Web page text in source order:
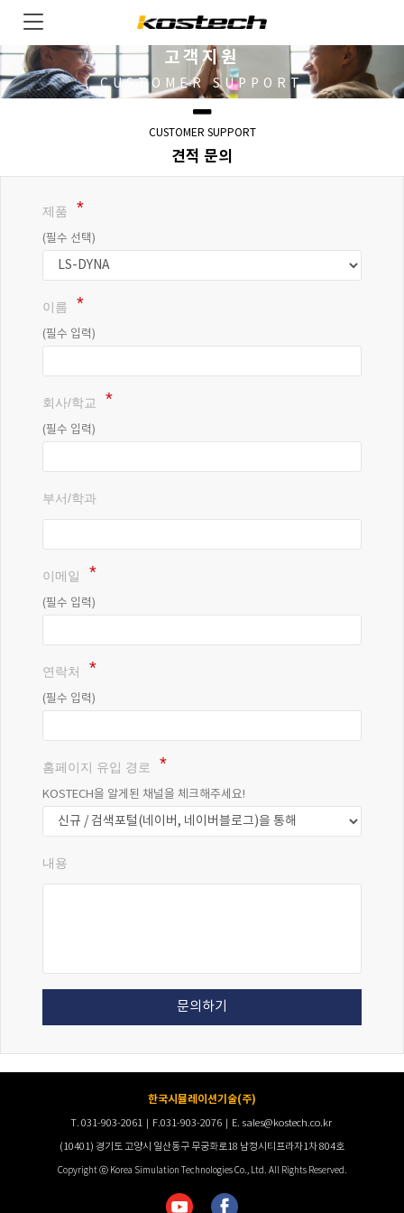
고객지원
CUSTOMER SUPPORT
CUSTOMER SUPPORT
견적 문의
제품
(필수 선택)
이름
(필수 입력)
회사/학교
(필수 입력)
부서/학과
이메일
(필수 입력)
연락처
(필수 입력)
홈페이지 유입 경로
KOSTECH을 알게된 채널을 체크해주세요!
내용
문의하기
한국시뮬레이션기술(주)
T. 031-903-2061｜F.031-903-2076｜E. sales@kostech.co.kr
(10401) 경기도 고양시 일산동구 무궁화로18 남정시티프라자1차 804호
Copyright ⓒ Korea Simulation Technologies Co., Ltd. All Rights Reserved.